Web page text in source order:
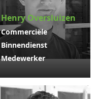
Henry Oversluizen
Commerciële
Binnendienst
Medewerker